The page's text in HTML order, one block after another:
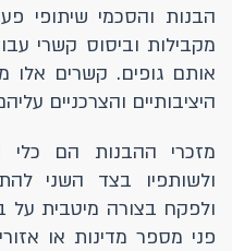
הבנות והסכמי שיתופי
מקבילות וביסוס קשרי
אותם גופים. קשרים אלו
היציבותיים והצרכניים
מזכרי ההבנות הם כלי
ולשותפיו בצד השני
ולפקח בצורה מיטבית
פני מספר מדינות או